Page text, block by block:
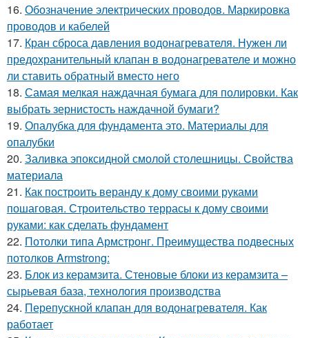
16. Обозначение электрических проводов. Маркировка
проводов и кабелей
17. Кран сброса давления водонагревателя. Нужен ли
предохранительный клапан в водонагревателе и можно
ли ставить обратный вместо него
18. Самая мелкая наждачная бумага для полировки. Как
выбрать зернистость наждачной бумаги?
19. Опалубка для фундамента это. Материалы для
опалубки
20. Заливка эпоксидной смолой столешницы. Свойства
материала
21. Как построить веранду к дому своими руками
пошаговая. Строительство террасы к дому своими
руками: как сделать фундамент
22. Потолки типа Армстронг. Преимущества подвесных
потолков Armstrong:
23. Блок из керамзита. Стеновые блоки из керамзита –
сырьевая база, технология производства
24. Перепускной клапан для водонагревателя. Как
работает